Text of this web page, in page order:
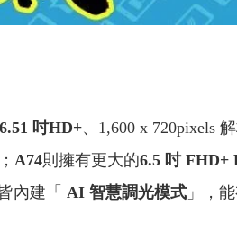
6.51 吋HD+、1,600 x 720pixels
A74則擁有更大的6.5 吋 FHD+
內建「 AI 智慧調光模式 」，